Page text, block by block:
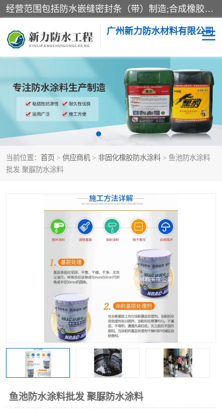
经营范围包括防水嵌缝密封条（带）制造;合成橡胶制造（监控化学品、危险化学品除外）;沥青混合物制造;防水胶粘带制造;其他合成材料制造（监控化学品、危险化学品除外）;涂料制造（监控化学品、危险化学品除外）;建筑结构防水补漏;防水建筑材料制造;粘合剂制造（监控化学品、危险化学品除外）;涂料零售;广州新力防水材料有限公司具有1处分支机构。
广州新力防水材料有限公司
当前位置： 首页 > 供应商机 > 非固化橡胶防水涂料 > 鱼池防水涂料
批发 聚脲防水涂料
鱼池防水涂料批发 聚脲防水涂料
黑豹防水胶 建筑108胶水
乳化沥青防水涂料 自粘卷材
非固化橡胶防水涂料